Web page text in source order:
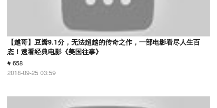
【越哥】豆瓣9.1分，无法超越的传奇之作，一部电影看尽人生百
态！速看经典电影《美国往事》
# 658
2018-09-25 03:59